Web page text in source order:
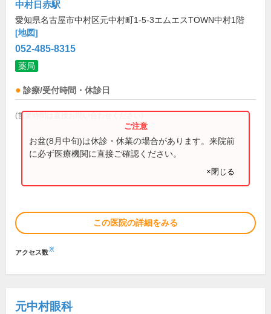
中村日赤駅
愛知県名古屋市中村区元中村町1-5-3エムエスTOWN中村1階
[地図]
052-485-8315
薬局
診療/受付時間・休診日
(営業時間は直接お問い合わせください)
お盆(8月中旬)は休診・休業の場合があります。来院前
に必ず医療機関に直接ご確認ください。
×閉じる
この医院の詳細をみる
アクセス数※
元中村眼科